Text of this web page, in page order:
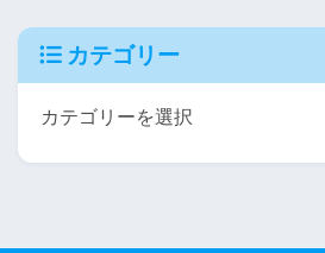
カテゴリー